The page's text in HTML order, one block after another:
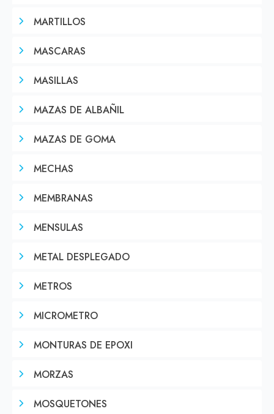
MARTILLOS
MASCARAS
MASILLAS
MAZAS DE ALBAÑIL
MAZAS DE GOMA
MECHAS
MEMBRANAS
MENSULAS
METAL DESPLEGADO
METROS
MICROMETRO
MONTURAS DE EPOXI
MORZAS
MOSQUETONES